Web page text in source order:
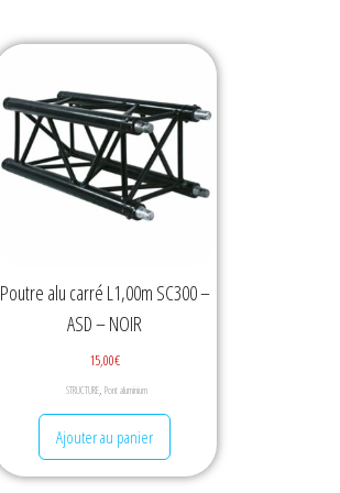
Poutre alu carré L1,00m SC300 –
ASD – NOIR
15,00€
STRUCTURE, Pont aluminium
Ajouter au panier